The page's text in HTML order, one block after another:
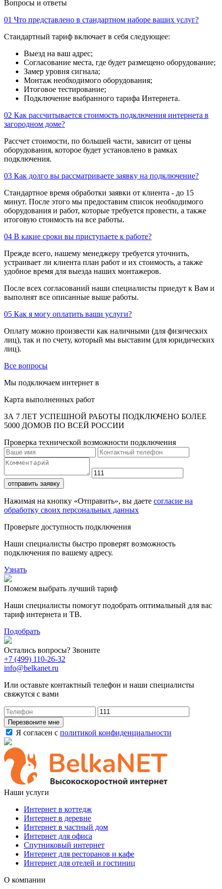
Вопросы и ответы
01 Что представлено в стандартном наборе ваших услуг?
Стандартный тариф включает в себя следующее:
Выезд на ваш адрес;
Согласование места, где будет размещено оборудование;
Замер уровня сигнала;
Монтаж необходимого оборудования;
Итоговое тестирование;
Подключение выбранного тарифа Интернета.
02 Как рассчитывается стоимость подключения интернета в
загородном доме?
Рассчет стоимости, по большей части, зависит от цены
оборудования, которое будет установлено в рамках
подключения.
03 Как долго вы рассматриваете заявку на подключение?
Стандартное время обработки заявки от клиента - до 15
минут. После этого мы предоставим список необходимого
оборудования и работ, которые требуется провести, а также
итоговую стоимость на все работы.
04 В какие сроки вы приступаете к работе?
Прежде всего, нашему менеджеру требуется уточнить,
устраивает ли клиента план работ и их стоимость, а также
удобное время для выезда наших монтажеров.
После всех согласований наши специалисты приедут к Вам и
выполнят все описанные выше работы.
05 Как я могу оплатить ваши услуги?
Оплату можно произвести как наличными (для физических
лиц), так и по счету, который мы выставим (для юридических
лиц).
Все вопросы
Мы подключаем интернет в
Карта выполненных работ
ЗА 7 ЛЕТ УСПЕШНОЙ РАБОТЫ ПОДКЛЮЧЕНО БОЛЕЕ
5000 ДОМОВ ПО ВСЕЙ РОССИИ
Проверка технической возможности подключения
отправить заявку
Нажимая на кнопку «Отправить», вы даете согласие на
обработку своих персональных данных
Проверьте доступность подключения
Наши специалисты быстро проверят возможность
подключения по вашему адресу.
Узнать
Поможем выбрать лучший тариф
Наши специалисты помогут подобрать оптимальный для вас
тариф интернета и ТВ.
Подобрать
Остались вопросы? Звоните
+7 (499) 110-26-32
info@belkanet.ru
Или оставьте контактный телефон и наши специалисты
свяжутся с вами
Перезвоните мне
Я согласен с политикой конфиденциальности
Наши услуги
Интернет в коттедж
Интернет в деревне
Интернет в частный дом
Интернет для офиса
Спутниковый интернет
Интернет для ресторанов и кафе
Интернет для отелей и гостиниц
О компании